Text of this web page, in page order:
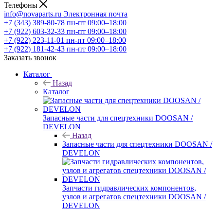
Телефоны
info@novaparts.ru Электронная почта
+7 (343) 389-80-78 пн-пт 09:00–18:00
+7 (922) 603-32-33 пн-пт 09:00–18:00
+7 (922) 223-11-01 пн-пт 09:00–18:00
+7 (922) 181-42-43 пн-пт 09:00–18:00
Заказать звонок
Каталог
Назад
Каталог
Запасные части для спецтехники DOOSAN /
DEVELON
Назад
Запасные части для спецтехники DOOSAN /
DEVELON
Запчасти гидравлических компонентов,
узлов и агрегатов спецтехники DOOSAN /
DEVELON